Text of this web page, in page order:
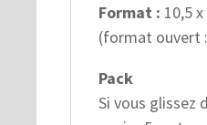
Format : 10,5
(format ouvert
Pack
Si vous glissez